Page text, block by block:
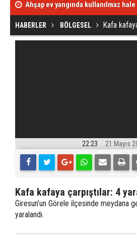
Kafa kafaya çarpıştılar: 4 yaralı!
HABERLER BÖLGESEL Kafa
22:23 21 Mayıs
Kafa kafaya çarpıştılar: 4
Giresun’un Görele ilçesinde meydana
yaralandı.